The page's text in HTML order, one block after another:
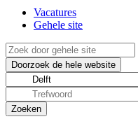
Vacatures
Gehele site